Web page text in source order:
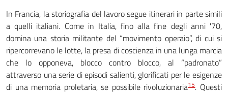
In Francia, la storiografia del lavoro segue itinerari in parte simili
a quelli italiani. Come in Italia, fino alla fine degli anni '70,
domina una storia militante del “movimento operaio”, di cui si
ripercorrevano le lotte, la presa di coscienza in una lunga marcia
che lo opponeva, blocco contro blocco, al “padronato”
attraverso una serie di episodi salienti, glorificati per le esigenze
di una memoria proletaria, se possibile rivoluzionaria15. Questi